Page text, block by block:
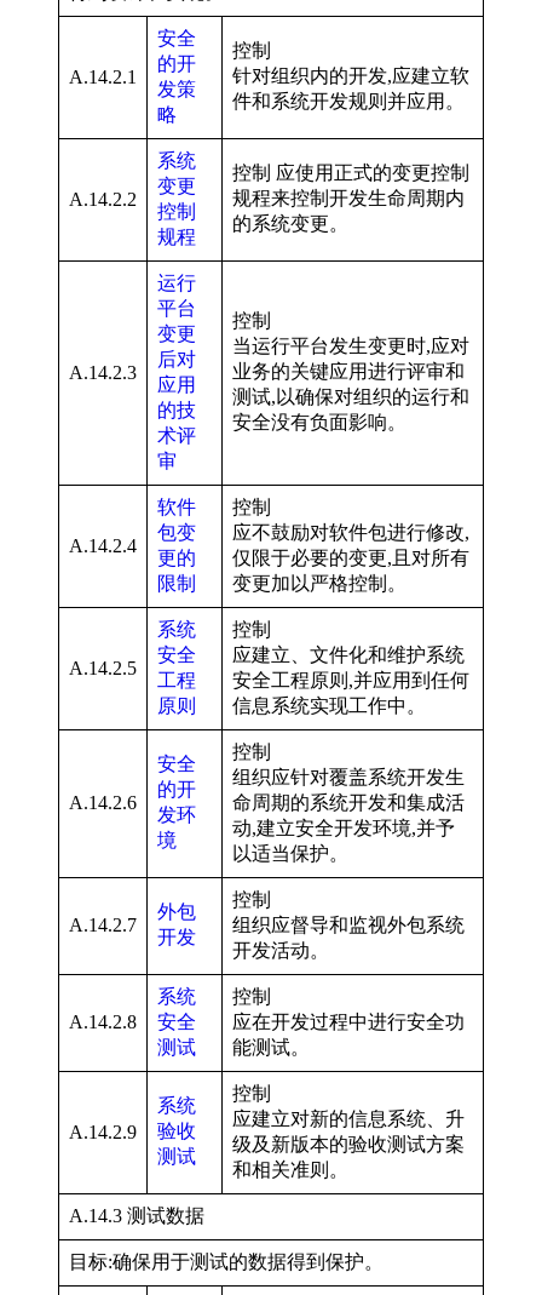
A.14.2.1
安全
的开
发策
略
控制
针对组织内的开发,应建立软
件和系统开发规则并应用。
A.14.2.2
系统
变更
控制
规程
控制 应使用正式的变更控制
规程来控制开发生命周期内
的系统变更。
A.14.2.3
运行
平台
变更
后对
应用
的技
术评
审
控制
当运行平台发生变更时,应对
业务的关键应用进行评审和
测试,以确保对组织的运行和
安全没有负面影响。
A.14.2.4
软件
包变
更的
限制
控制
应不鼓励对软件包进行修改,
仅限于必要的变更,且对所有
变更加以严格控制。
A.14.2.5
系统
安全
工程
原则
控制
应建立、文件化和维护系统
安全工程原则,并应用到任何
信息系统实现工作中。
A.14.2.6
安全
的开
发环
境
控制
组织应针对覆盖系统开发生
命周期的系统开发和集成活
动,建立安全开发环境,并予
以适当保护。
A.14.2.7
外包
开发
控制
组织应督导和监视外包系统
开发活动。
A.14.2.8
系统
安全
测试
控制
应在开发过程中进行安全功
能测试。
A.14.2.9
系统
验收
测试
控制
应建立对新的信息系统、升
级及新版本的验收测试方案
和相关准则。
A.14.3 测试数据
目标:确保用于测试的数据得到保护。